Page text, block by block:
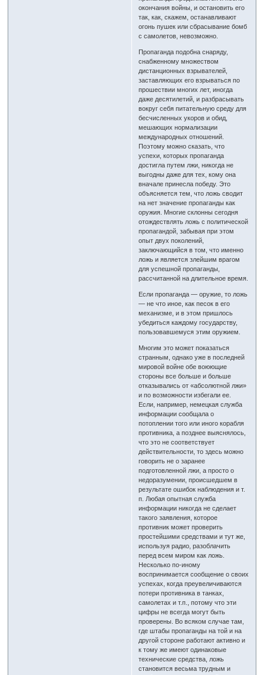
окончания войны, и остановить его
так, как, скажем, останавливают
огонь пушек или сбрасывание бомб
с самолетов, невозможно.
Пропаганда подобна снаряду,
снабженному множеством
дистанционных взрывателей,
заставляющих его взрываться по
прошествии многих лет, иногда
даже десятилетий, и разбрасывать
вокруг себя питательную среду для
бесчисленных укоров и обид,
мешающих нормализации
международных отношений.
Поэтому можно сказать, что
успехи, которых пропаганда
достигла путем лжи, никогда не
выгодны даже для тех, кому она
вначале принесла победу. Это
объясняется тем, что ложь сводит
на нет значение пропаганды как
оружия. Многие склонны сегодня
отождествлять ложь с политической
пропагандой, забывая при этом
опыт двух поколений,
заключающийся в том, что именно
ложь и является злейшим врагом
для успешной пропаганды,
рассчитанной на длительное время.
Если пропаганда — оружие, то ложь
— не что иное, как песок в его
механизме, и в этом пришлось
убедиться каждому государству,
пользовавшемуся этим оружием.
Многим это может показаться
странным, однако уже в последней
мировой войне обе воюющие
стороны все больше и больше
отказывались от «абсолютной лжи»
и по возможности избегали ее.
Если, например, немецкая служба
информации сообщала о
потоплении того или иного корабля
противника, а позднее выяснялось,
что это не соответствует
действительности, то здесь можно
говорить не о заранее
подготовленной лжи, а просто о
недоразумении, происшедшем в
результате ошибок наблюдения и т.
п. Любая опытная служба
информации никогда не сделает
такого заявления, которое
противник может проверить
простейшими средствами и тут же,
используя радио, разоблачить
перед всем миром как ложь.
Несколько по-иному
воспринимается сообщение о своих
успехах, когда преувеличиваются
потери противника в танках,
самолетах и т.п., потому что эти
цифры не всегда могут быть
проверены. Во всяком случае там,
где штабы пропаганды на той и на
другой стороне работают активно и
к тому же имеют одинаковые
технические средства, ложь
становится весьма трудным и